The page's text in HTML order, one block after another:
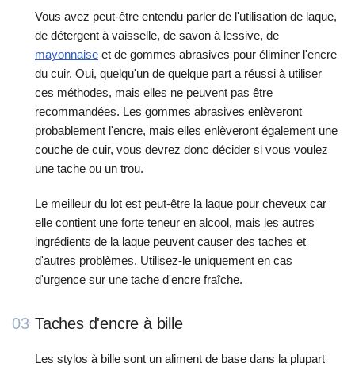
Vous avez peut-être entendu parler de l'utilisation de laque,
de détergent à vaisselle, de savon à lessive, de
mayonnaise et de gommes abrasives pour éliminer l'encre
du cuir. Oui, quelqu'un de quelque part a réussi à utiliser
ces méthodes, mais elles ne peuvent pas être
recommandées. Les gommes abrasives enlèveront
probablement l'encre, mais elles enlèveront également une
couche de cuir, vous devrez donc décider si vous voulez
une tache ou un trou.
Le meilleur du lot est peut-être la laque pour cheveux car
elle contient une forte teneur en alcool, mais les autres
ingrédients de la laque peuvent causer des taches et
d'autres problèmes. Utilisez-le uniquement en cas
d'urgence sur une tache d'encre fraîche.
03 Taches d'encre à bille
Les stylos à bille sont un aliment de base dans la plupart